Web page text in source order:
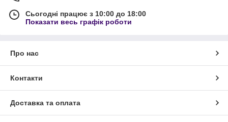
Сьогодні працює з 10:00 до 18:00
Показати весь графік роботи
Про нас
Контакти
Доставка та оплата